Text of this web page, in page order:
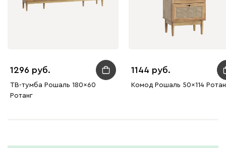
1296
ТВ-тумба Рошаль 180x60
Ротанг
1144
Комод Рошаль 50x114